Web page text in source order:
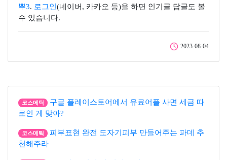
뿌3. 로그인 (네이버, 카카오 등)을 하면 인기글 답글도 볼
수 있습니다.
2023-08-04
코스메틱
구글 플레이스토어에서 유료어플 사면 세금 따
로인 게 맞아?
코스메틱
피부표현 완전 도자기피부 만들어주는 파데 추
천해주라